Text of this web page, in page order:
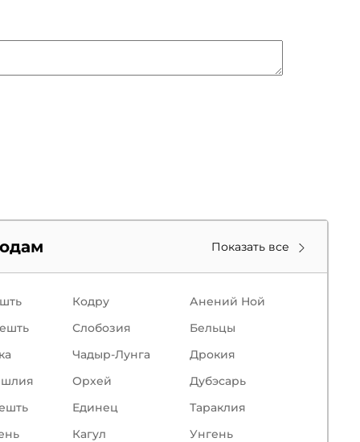
Показать все
Кодру
Анений Ной
Слобозия
Бельцы
Чадыр-Лунга
Дрокия
Орхей
Дубэсарь
Единец
Тараклия
Кагул
Унгень